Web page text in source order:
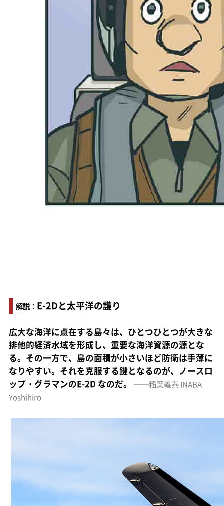
解説： E-2Dと太平洋の護り
広大な海洋に点在する島々は、ひとつひとつが大きな
排他的経済水域を形成し、重要な海洋資源の源とな
る。その一方で、島の面積が小さいほど防衛は手薄に
なりやすい。それを克服する鍵となるのが、ノースロ
ップ・グラマンのE-2D なのだ。 ──稲葉義泰 INABA
Yoshihiro